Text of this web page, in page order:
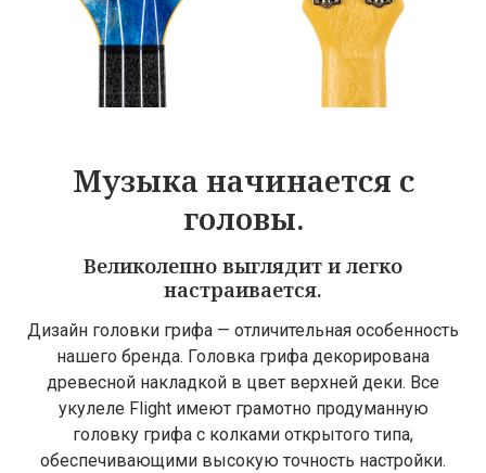
Музыка начинается с
головы.
Великолепно выглядит и легко
настраивается.
Дизайн головки грифа — отличительная особенность
нашего бренда. Головка грифа декорирована
древесной накладкой в цвет верхней деки. Все
укулеле Flight имеют грамотно продуманную
головку грифа с колками открытого типа,
обеспечивающими высокую точность настройки.